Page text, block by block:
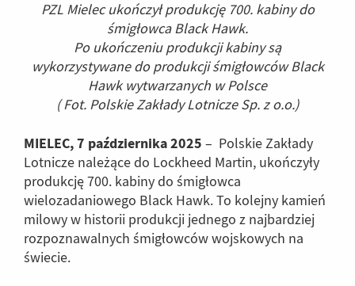
PZL Mielec ukończył produkcję 700. kabiny do
śmigłowca Black Hawk.
Po ukończeniu produkcji kabiny są
wykorzystywane do produkcji śmigłowców Black
Hawk wytwarzanych w Polsce
( Fot. Polskie Zakłady Lotnicze Sp. z o.o.)
MIELEC, 7 października 2025 – Polskie Zakłady
Lotnicze należące do Lockheed Martin, ukończyły
produkcję 700. kabiny do śmigłowca
wielozadaniowego Black Hawk. To kolejny kamień
milowy w historii produkcji jednego z najbardziej
rozpoznawalnych śmigłowców wojskowych na
świecie.